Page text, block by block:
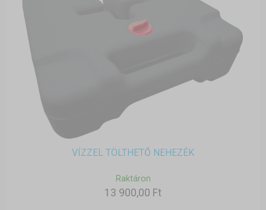
VÍZZEL TÖLTHETŐ NEHEZÉK
Raktáron
13 900,00 Ft